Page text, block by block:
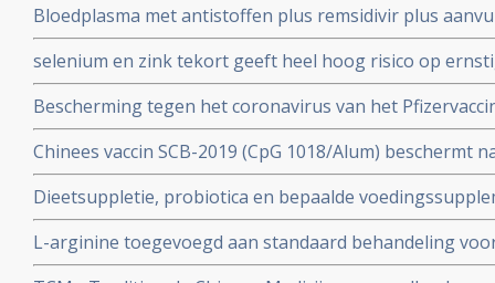
coronavirus - Covid-19
Bloedplasma met antistoffen plus remsidivir plus
en aspirine moet president Donald Trump redden van
selenium en zink tekort geeft heel hoog risico op
aan het coronavirus - Covid-19. Blijkt uit nieuw
Bescherming tegen het coronavirus van het
minder. Na 5 maanden is slechts nog 47 procent
Chinees vaccin SCB-2019 (CpG 1018/Alum) beschermt
ziekenhuisopname en overlijden bij alle bekende
Covid-19 blijkt uit SPECTRA fase III studie
Dieetsuppletie, probiotica en bepaalde
of als aanvullende of alleenstaande behandeling van
coronavirus - SARS-CoV-2 - geeft interessante
studies
L-arginine toegevoegd aan standaard behandeling
ernstige ziekte door coronavirus - Covid-19 verbetert